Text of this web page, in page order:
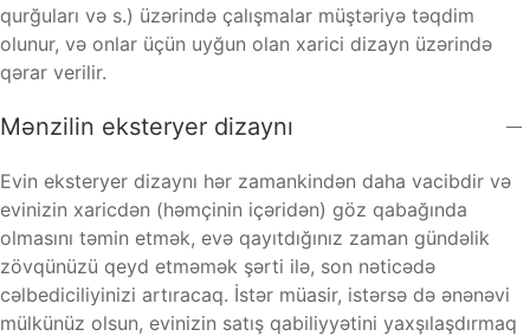
qurğuları və s.) üzərində çalışmalar müştəriyə təqdim
olunur, və onlar üçün uyğun olan xarici dizayn üzərində
qərar verilir.
Mənzilin eksteryer dizaynı
Evin eksteryer dizaynı hər zamankindən daha vacibdir və
evinizin xaricdən (həmçinin içəridən) göz qabağında
olmasını təmin etmək, evə qayıtdığınız zaman gündəlik
zövqünüzü qeyd etməmək şərti ilə, son nəticədə
cəlbediciliyinizi artıracaq. İstər müasir, istərsə də ənənəvi
mülkünüz olsun, evinizin satış qabiliyyətini yaxşılaşdırmaq